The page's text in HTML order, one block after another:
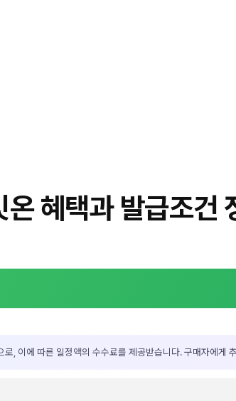
혜택과 발급조건
로, 이에 따른 일정액의 수수료를 제공받습니다. 구매자에게